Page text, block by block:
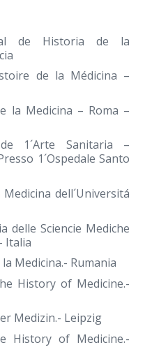
de Historia de la
de la Médicina –
la Medicina – Roma –
1´Arte Sanitaria –
1´Ospedale Santo
dell´Universitá
delle Sciencie Mediche
Italia
Medicina.- Rumania
History of Medicine.-
Medizin.- Leipzig
History of Medicine.-